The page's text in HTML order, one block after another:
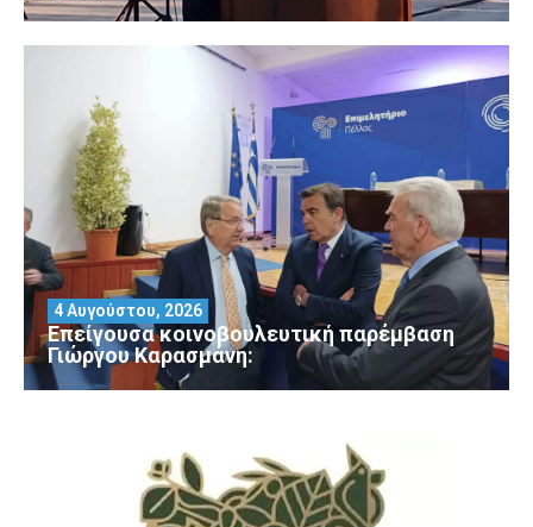
Επείγουσα κοινοβουλευτική παρέμβαση
Γιώργου Καρασμάνη:
4 Αυγούστου, 2026